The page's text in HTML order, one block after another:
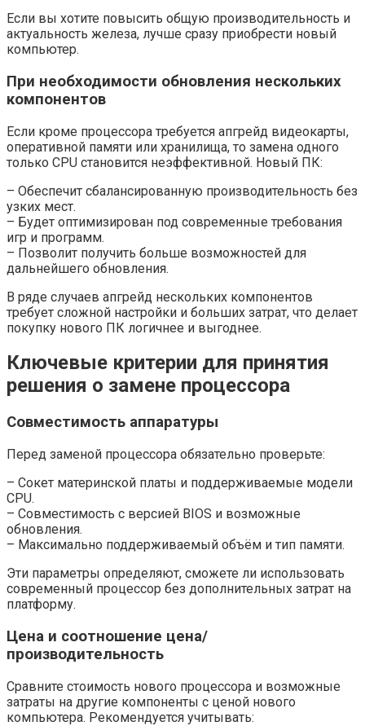
Если вы хотите повысить общую производительность и
актуальность железа, лучше сразу приобрести новый
компьютер.
При необходимости обновления нескольких
компонентов
Если кроме процессора требуется апгрейд видеокарты,
оперативной памяти или хранилища, то замена одного
только CPU становится неэффективной. Новый ПК:
– Обеспечит сбалансированную производительность без
узких мест.
– Будет оптимизирован под современные требования
игр и программ.
– Позволит получить больше возможностей для
дальнейшего обновления.
В ряде случаев апгрейд нескольких компонентов
требует сложной настройки и больших затрат, что делает
покупку нового ПК логичнее и выгоднее.
Ключевые критерии для принятия
решения о замене процессора
Совместимость аппаратуры
Перед заменой процессора обязательно проверьте:
– Сокет материнской платы и поддерживаемые модели
CPU.
– Совместимость с версией BIOS и возможные
обновления.
– Максимально поддерживаемый объём и тип памяти.
Эти параметры определяют, сможете ли использовать
современный процессор без дополнительных затрат на
платформу.
Цена и соотношение цена/
производительность
Сравните стоимость нового процессора и возможные
затраты на другие компоненты с ценой нового
компьютера. Рекомендуется учитывать: